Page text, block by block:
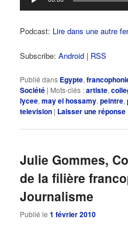
audio
Podcast: Lire dans une autre
Subscribe:Android | RSS
Publié dans Egypte,
Société | Mots-clés :artiste,
lycee,may el hossamy,peintre,
television | Laisser une réponse
Julie Gommes,
de la filière
Journalisme
Publié le1 février 2010